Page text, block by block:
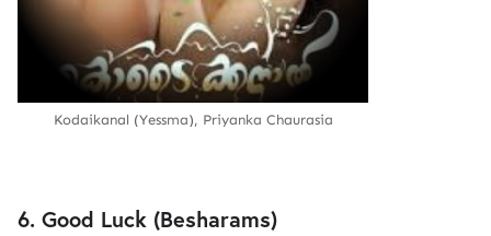
Kodaikanal (Yessma), Priyanka Chaurasia
6. Good Luck (Besharams)